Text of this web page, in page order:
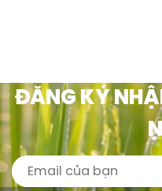
ĐĂNG KÝ